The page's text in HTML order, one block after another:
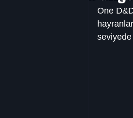
One
seviyede